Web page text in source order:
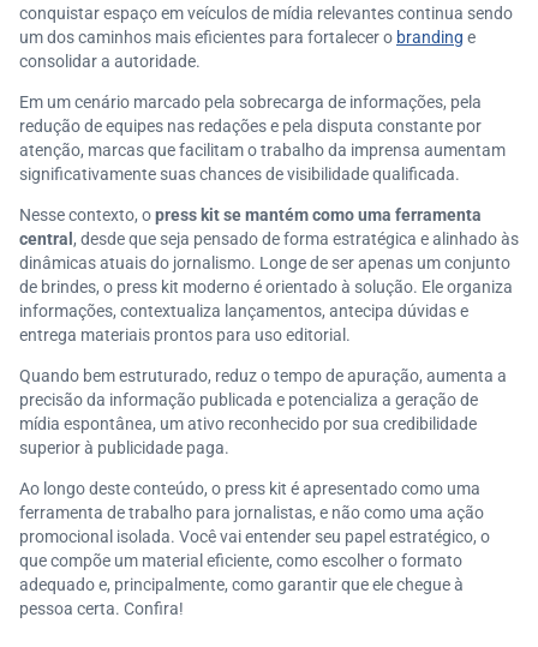
conquistar espaço em veículos de mídia relevantes continua sendo
um dos caminhos mais eficientes para fortalecer o branding e
consolidar a autoridade.
Em um cenário marcado pela sobrecarga de informações, pela
redução de equipes nas redações e pela disputa constante por
atenção, marcas que facilitam o trabalho da imprensa aumentam
significativamente suas chances de visibilidade qualificada.
Nesse contexto, opress kit se mantém como uma ferramenta
central , desde que seja pensado de forma estratégica e alinhado às
dinâmicas atuais do jornalismo. Longe de ser apenas um conjunto
de brindes, o press kit moderno é orientado à solução. Ele organiza
informações, contextualiza lançamentos, antecipa dúvidas e
entrega materiais prontos para uso editorial.
Quando bem estruturado, reduz o tempo de apuração, aumenta a
precisão da informação publicada e potencializa a geração de
mídia espontânea, um ativo reconhecido por sua credibilidade
superior à publicidade paga.
Ao longo deste conteúdo, o press kit é apresentado como uma
ferramenta de trabalho para jornalistas, e não como uma ação
promocional isolada. Você vai entender seu papel estratégico, o
que compõe um material eficiente, como escolher o formato
adequado e, principalmente, como garantir que ele chegue à
pessoa certa. Confira!